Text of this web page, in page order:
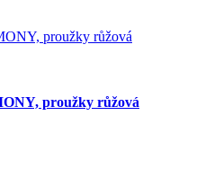
proužky růžová